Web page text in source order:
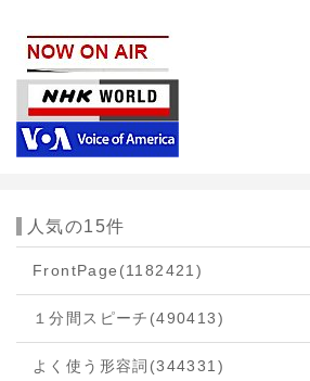
人気の15件
FrontPage (1182421)
１分間スピーチ (490413)
よく使う形容詞 (344331)